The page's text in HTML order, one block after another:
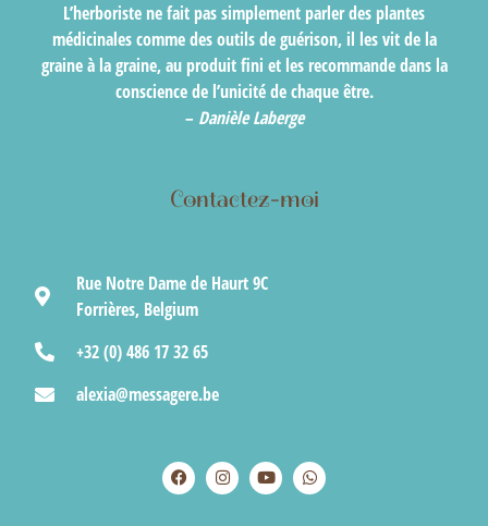
L’herboriste ne fait pas simplement parler des plantes
médicinales comme des outils de guérison, il les vit de la
graine à la graine, au produit fini et les recommande dans la
conscience de l’unicité de chaque être.
– Danièle Laberge
Contactez-moi
Rue Notre Dame de Haurt 9C
Forrières, Belgium
+32 (0) 486 17 32 65
alexia@messagere.be